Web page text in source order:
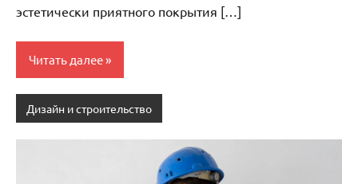
эстетически приятного покрытия […]
Читать далее
Дизайн и строительство